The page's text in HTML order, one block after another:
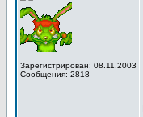
Зарегистрирован: 08.11.2003
Сообщения: 2818